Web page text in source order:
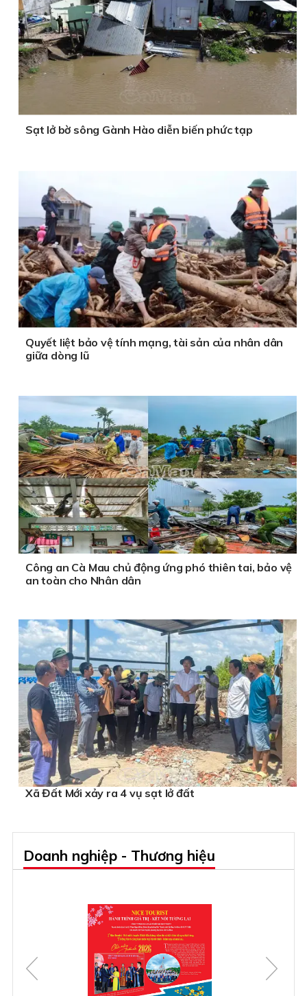
Sạt lở bờ sông Gành Hào diễn biến phức tạp
Quyết liệt bảo vệ tính mạng, tài sản của nhân dân
giữa dòng lũ
Công an Cà Mau chủ động ứng phó thiên tai, bảo vệ
an toàn cho Nhân dân
Xã Đất Mới xảy ra 4 vụ sạt lở đất
Doanh nghiệp - Thương hiệu